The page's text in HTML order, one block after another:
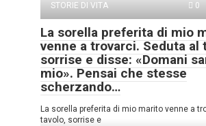
STORIE DI VITA
0
La sorella preferita di mio
venne a trovarci. Seduta al
sorrise e disse: «Domani
mio». Pensai che stesse
scherzando…
La sorella preferita di mio marito venne a
tavolo, sorrise e